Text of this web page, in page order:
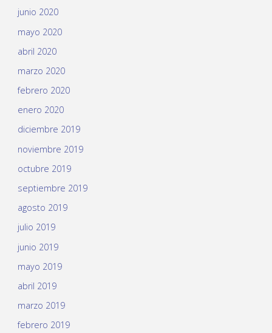
junio 2020
mayo 2020
abril 2020
marzo 2020
febrero 2020
enero 2020
diciembre 2019
noviembre 2019
octubre 2019
septiembre 2019
agosto 2019
julio 2019
junio 2019
mayo 2019
abril 2019
marzo 2019
febrero 2019